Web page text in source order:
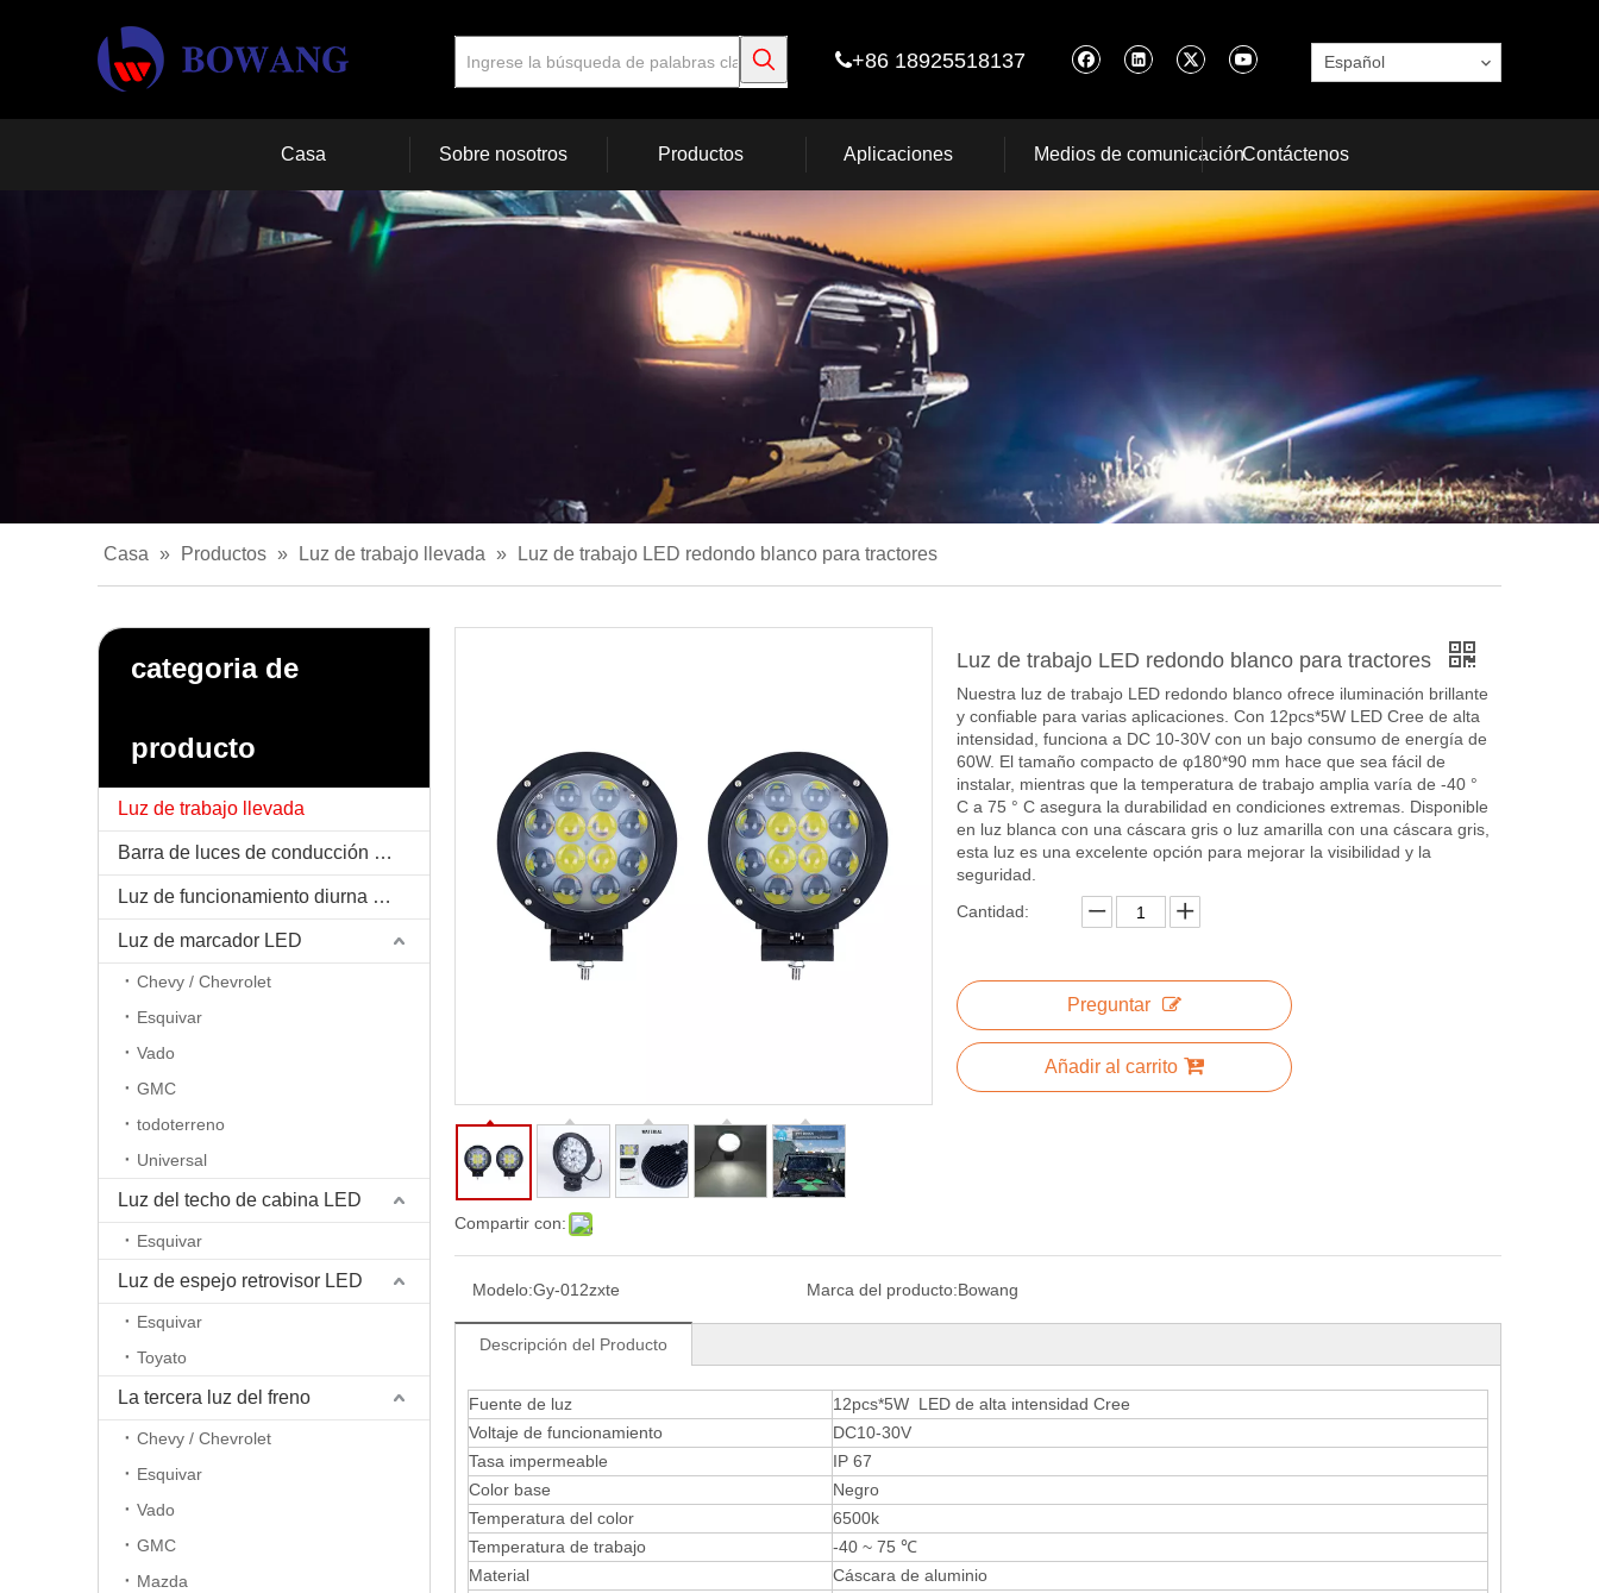
+86 18925518137 Español
Casa Sobre nosotros Productos Aplicaciones Medios de comunicaciónContáctenos
Casa » Productos » Luz de trabajo llevada » Luz de trabajo LED redondo blanco para tractores
categoria de
producto
Luz de trabajo llevada
Barra de luces de conducción LED
Luz de funcionamiento diurna LED / DRL
Luz de marcador LED
Chevy / Chevrolet
Esquivar
Vado
GMC
todoterreno
Universal
Luz del techo de cabina LED
Esquivar
Luz de espejo retrovisor LED
Esquivar
Toyato
La tercera luz del freno
Chevy / Chevrolet
Esquivar
Vado
GMC
Mazda
Compartir con:
Luz de trabajo LED redondo blanco para tractores
Nuestra luz de trabajo LED redondo blanco ofrece iluminación brillante
y confiable para varias aplicaciones. Con 12pcs*5W LED Cree de alta
intensidad, funciona a DC 10-30V con un bajo consumo de energía de
60W. El tamaño compacto de φ180*90 mm hace que sea fácil de
instalar, mientras que la temperatura de trabajo amplia varía de -40 °
C a 75 ° C asegura la durabilidad en condiciones extremas. Disponible
en luz blanca con una cáscara gris o luz amarilla con una cáscara gris,
esta luz es una excelente opción para mejorar la visibilidad y la
seguridad.
Cantidad:
Preguntar
Añadir al carrito
Modelo:Gy-012zxte Marca del producto:Bowang
Descripción del Producto
Fuente de luz
12pcs*5W LED de alta intensidad Cree
Voltaje de funcionamiento
DC10-30V
Tasa impermeable
IP 67
Color base
Negro
Temperatura del color
6500k
Temperatura de trabajo
-40 ~ 75 ℃
Material
Cáscara de aluminio